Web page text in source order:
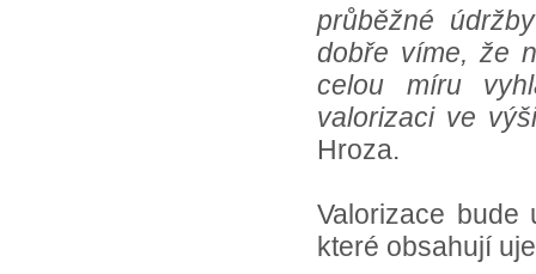
průběžné
dobře víme, že
celou míru
valorizaci ve
Hroza.
Valorizace bude
které obsahují